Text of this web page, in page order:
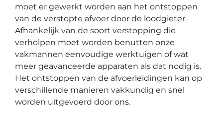
moet er gewerkt worden aan het ontstoppen
van de verstopte afvoer door de loodgieter.
Afhankelijk van de soort verstopping die
verholpen moet worden benutten onze
vakmannen eenvoudige werktuigen of wat
meer geavanceerde apparaten als dat nodig is.
Het ontstoppen van de afvoerleidingen kan op
verschillende manieren vakkundig en snel
worden uitgevoerd door ons.